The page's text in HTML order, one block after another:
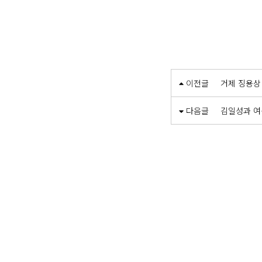
이전글 거제 징용
다음글 김일성과